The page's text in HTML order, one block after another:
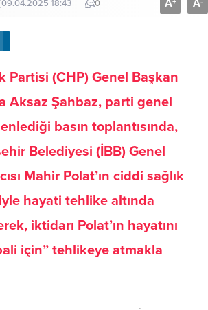
09.04.2025 18:43 0 A+ A-
Partisi (CHP) Genel Başkan
Aksaz Şahbaz, parti genel
basın toplantısında,
Belediyesi (İBB) Genel
Mahir Polat’ın ciddi sağlık
hayati tehlike altında
iktidarı Polat’ın hayatını
için” tehlikeye atmakla